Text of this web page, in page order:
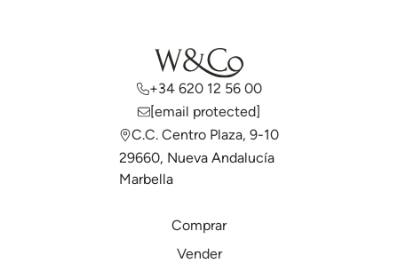
+34 620 12 56 00
[email protected]
C.C. Centro Plaza, 9-10
29660, Nueva Andalucía
Marbella
Comprar
Vender